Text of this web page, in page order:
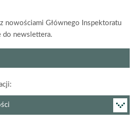
nowościami Głównego Inspektoratu
do newslettera.
newslettera